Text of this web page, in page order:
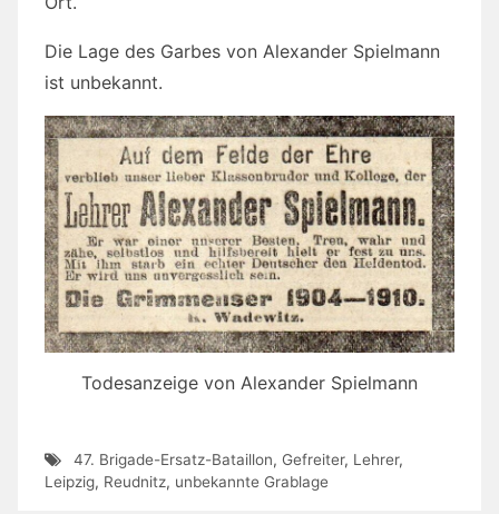
Die Lage des Garbes von Alexander Spielmann
ist unbekannt.
Todesanzeige von Alexander Spielmann
47. Brigade-Ersatz-Bataillon, Gefreiter, Lehrer,
Leipzig, Reudnitz, unbekannte Grablage